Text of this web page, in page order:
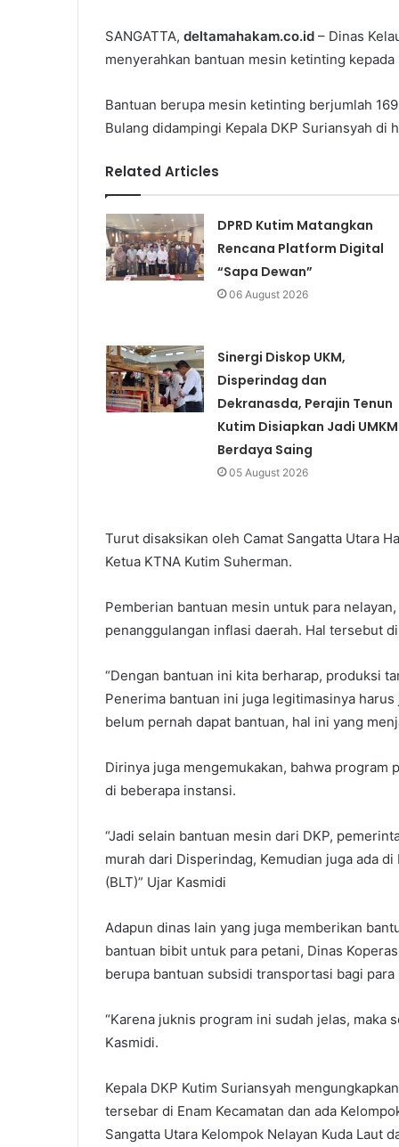
SANGATTA, deltamahakam.co.id – Dinas
menyerahkan bantuan mesin ketinting
Bantuan berupa mesin ketinting berjumlah
Bulang didampingi Kepala DKP Suriansyah di
Related Articles
DPRD Kutim Matangkan
Rencana Platform Digital
“Sapa Dewan”
06 August 2026
Sinergi Diskop UKM,
Disperindag dan
Dekranasda, Perajin Tenun
Kutim Disiapkan Jadi UMKM
Berdaya Saing
05 August 2026
Turut disaksikan oleh Camat Sangatta Utara
Ketua KTNA Kutim Suherman.
Pemberian bantuan mesin untuk para
penanggulangan inflasi daerah. Hal tersebut
“Dengan bantuan ini kita berharap, produksi
Penerima bantuan ini juga legitimasinya
belum pernah dapat bantuan, hal ini yang
Dirinya juga mengemukakan, bahwa program
di beberapa instansi.
“Jadi selain bantuan mesin dari DKP,
murah dari Disperindag, Kemudian juga ada
(BLT)” Ujar Kasmidi
Adapun dinas lain yang juga memberikan
bantuan bibit untuk para petani, Dinas
berupa bantuan subsidi transportasi bagi
“Karena juknis program ini sudah jelas, maka
Kasmidi.
Kepala DKP Kutim Suriansyah
tersebar di Enam Kecamatan dan ada
Sangatta Utara Kelompok Nelayan Kuda Laut